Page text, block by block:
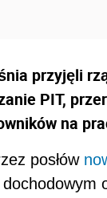
przyjęli
PIT,
na
posłów